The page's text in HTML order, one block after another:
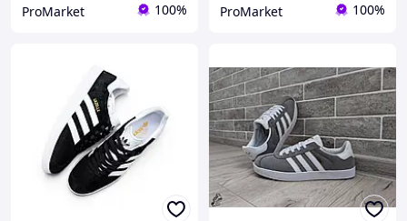
ProMarket 100% ProMarket 100%